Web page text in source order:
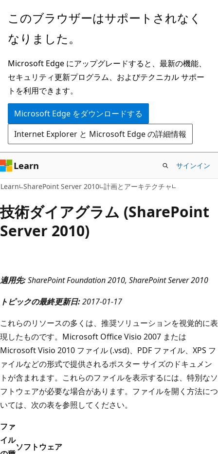
メ
ン
ン
テ
ン
ツ
に
ス
キ
ッ
プ
このブラウザーはサポートされなく
なりました。
Microsoft Edge にアップグレードすると、最新の機能、
セキュリティ更新プログラム、およびテクニカル サポー
トを利用できます。
Microsoft Edge をダウンロードする
Internet Explorer と Microsoft Edge の詳細情報
Learn サインイン
Learn SharePoint Server 2010 計画とアーキテクチャ
技術ダイアグラム (SharePoint
Server 2010)
適用先:SharePoint Foundation 2010, SharePoint Server 2010
トピックの最終更新日:2017-01-17
これらのリソースの多くは、推奨ソリューションを視覚的に表
現したものです。Microsoft Office Visio 2007 または
Microsoft Visio 2010 ファイル (.vsd)、PDF ファイル、XPS フ
ァイルなどの形式で提供されるポスター サイズのドキュメン
トが含まれます。これらのファイルを表示するには、特別なソ
フトウェアが必要な場合があります。ファイルを開く方法につ
いては、次の表を参照してください。
ファ
イル
ソフトウェア